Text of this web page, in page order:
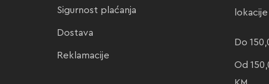
Sigurnost plaćanja
Dostava
Reklamacije
Do
Od